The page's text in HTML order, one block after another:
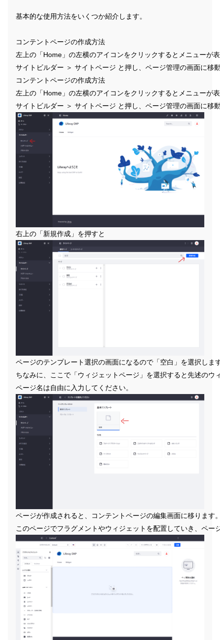
基本的な使用方法をいくつか紹介します。
コンテントページの作成方法
左上の「Home」の左横のアイコンをクリックするとメニューが
サイトビルダー ＞ サイトページ と押し、ページ管理の画面に移
コンテントページの作成方法
左上の「Home」の左横のアイコンをクリックするとメニューが
サイトビルダー ＞ サイトページ と押し、ページ管理の画面に移
右上の「新規作成」を押すと
ページのテンプレート選択の画面になるので「空白」を選択しま
ちなみに、ここで「ウィジェットページ」を選択すると先述のウ
ページ名は自由に入力してください。
ページが作成されると、コンテントページの編集画面に移ります
このページでフラグメントやウィジェットを配置していき、ペー